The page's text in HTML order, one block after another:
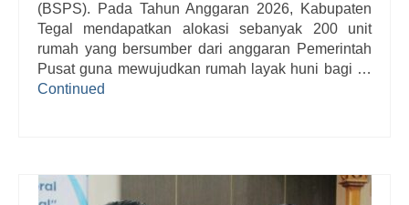
(BSPS). Pada Tahun Anggaran 2026, Kabupaten
Tegal mendapatkan alokasi sebanyak 200 unit
rumah yang bersumber dari anggaran Pemerintah
Pusat guna mewujudkan rumah layak huni bagi …
Continued